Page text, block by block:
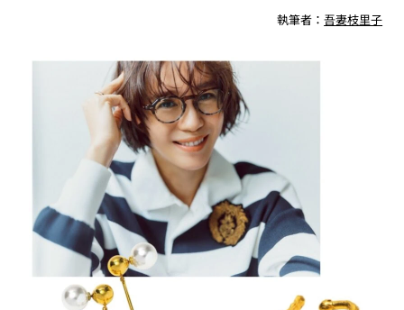
執筆者：吾妻枝里子